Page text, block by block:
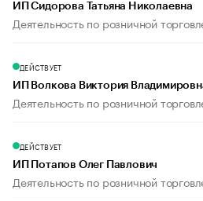
ИП Сидорова Татьяна Николаевна
Деятельность по розничной
ДЕЙСТВУЕТ
ИП Волкова Виктория
Деятельность по розничной
ДЕЙСТВУЕТ
ИП Потапов Олег Павлович
Деятельность по розничной